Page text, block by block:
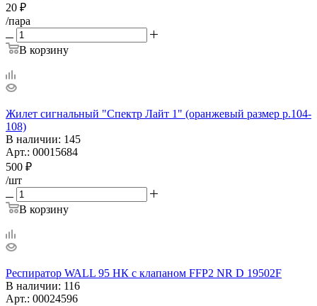
20 ₽
/пара
В корзину
Жилет сигнальный "Спектр Лайт 1" (оранжевый размер р.104-
108)
В наличии: 145
Арт.: 00015684
500 ₽
/шт
В корзину
Респиратор WALL 95 НК с клапаном FFP2 NR D 19502F
В наличии: 116
Арт.: 00024596